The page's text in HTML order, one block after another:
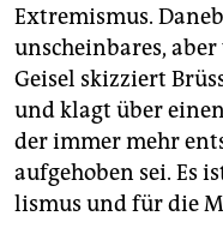
Extremismus.
unscheinbares,
Geisel skizziert
und klagt über einen
der immer mehr
aufgehoben sei. Es
lismus und für die